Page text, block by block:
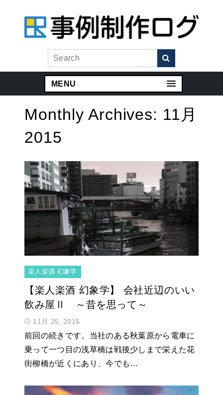
MENU
Monthly Archives: 11月
2015
楽人楽酒 幻象学
【楽人楽酒 幻象学】 会社近辺のいい
飲み屋Ⅱ ～昔を思って～
11月 25, 2015
前回の続きです。当社のある秋葉原から電車に
乗って一つ目の浅草橋は戦後少しまで栄えた花
街柳橋が近くにあり、今でも…